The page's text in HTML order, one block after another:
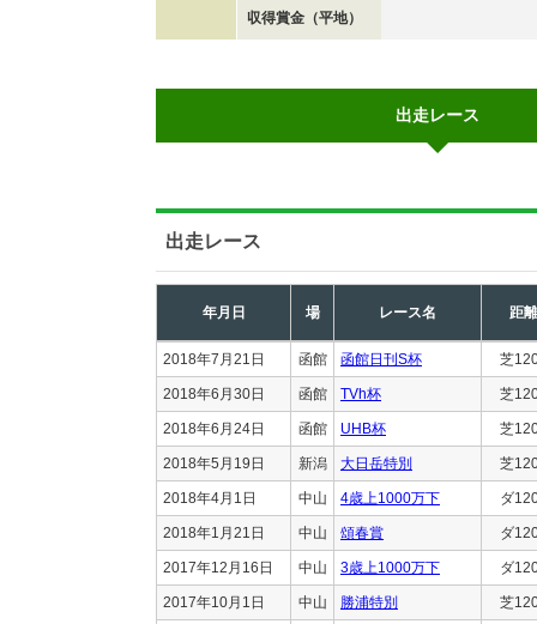
収得賞金（平地）
出走レース
出走レース
年月日 場 レース名 距離
2018年7月21日 函館 函館日刊S杯 芝
2018年6月30日 函館 TVh杯 芝
2018年6月24日 函館 UHB杯 芝
2018年5月19日 新潟 大日岳特別 芝
2018年4月1日 中山 4歳上1000万下 ダ
2018年1月21日 中山 頌春賞 ダ
2017年12月16日 中山 3歳上1000万下 ダ
2017年10月1日 中山 勝浦特別 芝